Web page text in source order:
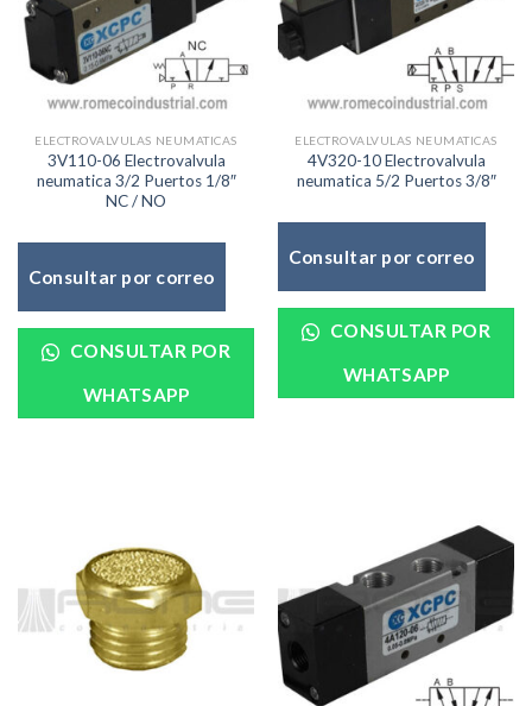
ELECTROVALVULAS NEUMATICAS
3V110-06 Electrovalvula
neumatica 3/2 Puertos 1/8″
NC / NO
Consultar por correo
CONSULTAR POR
WHATSAPP
ELECTROVALVULAS NEUMATICAS
4V320-10 Electrovalvula
neumatica 5/2 Puertos 3/8″
Consultar por correo
CONSULTAR POR
WHATSAPP